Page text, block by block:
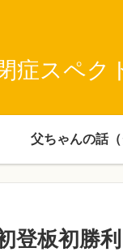
症スペク
板初勝利